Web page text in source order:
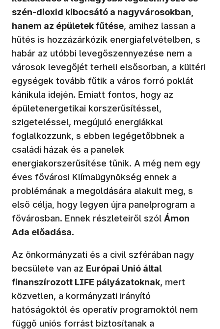
szén-dioxid kibocsátó a nagyvárosokban,
hanem az épületek fűtése, amihez lassan a
hűtés is hozzázárkózik energiafelvételben, s
habár az utóbbi levegőszennyezése nem a
városok levegőjét terheli elsősorban, a kültéri
egységek tovább fűtik a város forró poklát
kánikula idején. Emiatt fontos, hogy az
épületenergetikai korszerűsítéssel,
szigeteléssel, megújuló energiákkal
foglalkozzunk, s ebben legégetőbbnek a
családi házak és a panelek
energiakorszerűsítése tűnik. A még nem egy
éves fővárosi Klímaügynökség ennek a
problémának a megoldására alakult meg, s
első célja, hogy legyen újra panelprogram a
fővárosban. Ennek részleteiről szól Ámon
Ada előadása.
Az önkormányzati és a civil szférában nagy
becsülete van az Európai Unió által
finanszírozott LIFE pályázatoknak, mert
közvetlen, a kormányzati irányító
hatóságoktól és operatív programoktól nem
függő uniós forrást biztosítanak a